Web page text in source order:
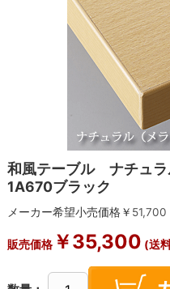
和風テーブル ナチュ
1A670ブラック
メーカー希望小売価格￥ 51,700
販売価格￥35,300 (送